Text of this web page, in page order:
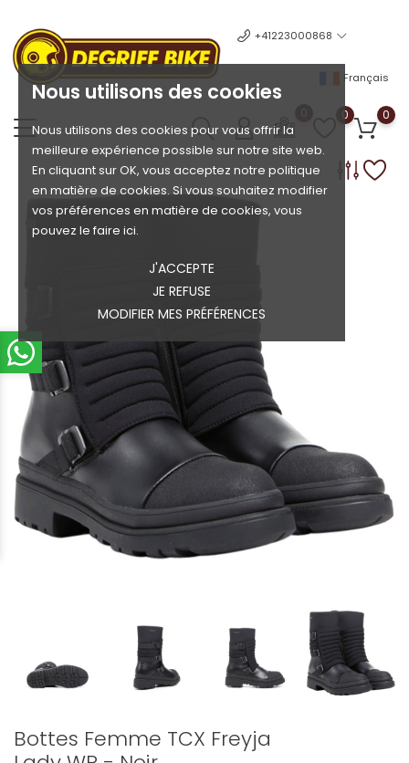
Nous utilisons des cookies
Nous utilisons des cookies pour vous offrir la
meilleure expérience possible sur notre site web.
En cliquant sur OK, vous acceptez notre politique
en matière de cookies. Si vous souhaitez modifier
vos préférences en matière de cookies, vous
pouvez le faire ici.
J'ACCEPTE
JE REFUSE
MODIFIER MES PRÉFÉRENCES
+41223000868
Français
0 0
Bottes Femme TCX Freyja